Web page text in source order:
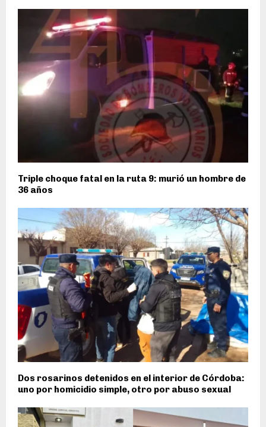
Triple choque fatal en la ruta 9: murió un hombre de
36 años
Dos rosarinos detenidos en el interior de Córdoba:
uno por homicidio simple, otro por abuso sexual